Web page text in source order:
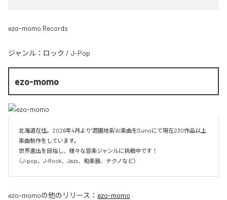
ezo-momo Records
ジャンル： ロック / J-Pop
ezo-momo
北海道在住。2026年4月より"遊園地系"AI楽曲をSunoにて現在230作品以上
楽曲制作をしています。
世界進出を目指し、様々な音楽ジャンルに挑戦中です！
（J-pop、J-Rock、Jazz、和楽器、テクノなど）
ezo-momoの他のリリース： ezo-momo